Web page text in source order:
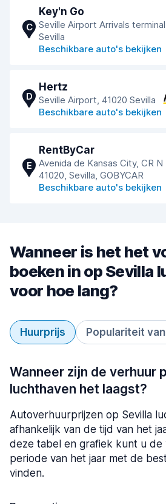
C
Key'n Go
Seville Airport Arrivals
Sevilla
Beschikbare auto's bekijken
D
Hertz
Seville Airport, 41020 Sevilla
Beschikbare auto's bekijken
E
RentByCar
Avenida de Kansas City, CR N
41020, Sevilla, GOBYCAR
Beschikbare auto's bekijken
Wanneer is het het
boeken in op Sevilla
voor hoe lang?
Huurprijs Populariteit
Wanneer zijn de verhuur
luchthaven het laagst?
Autoverhuurprijzen op Sevilla
afhankelijk van de tijd van het
deze tabel en grafiek kunt u de
periode van het jaar met de
vinden.